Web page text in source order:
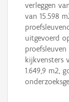
Aanmeldenverleggen
van 15.598
uitgevoerd
kijkvensters
1.649,9 m2,